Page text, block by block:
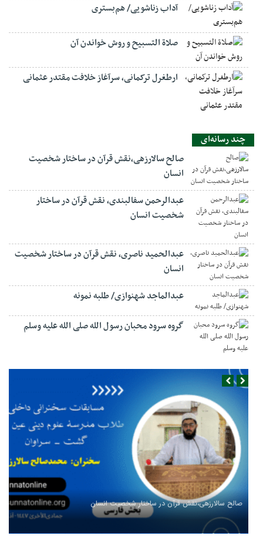
آداب زناشویی/ هم‌بستری
صلاة التسبيح و روش خواندن آن
ارطغرل ترکمانی، سرآغاز خلافت مقتدر عثمانی
چند رسانه‌ای
صالح سالارزهی،‌نقش قرآن در ساختار شخصیت
انسان
عبدالرحمن سفالبندی، نقش قرآن در ساختار
شخصیت انسان
عبدالحمید ناصری، نقش قرآن در ساختار شخصیت
انسان
عبدالماجد شهنوازی/ طلبه نمونه
گروه سرود محبان رسول الله صلی الله علیه وسلم
صالح سالارزهی،‌نقش قرآن در ساختار شخصیت انسان